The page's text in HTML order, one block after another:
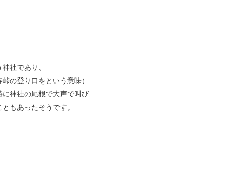
社であり、
の登り口をという意味）
神社の尾根で大声で叫び
もあったそうです。